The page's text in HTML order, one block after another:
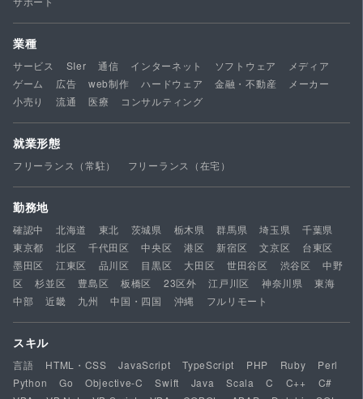
業種
サービス SIer 通信 インターネット ソフトウェア
メディア
ゲーム
広告 web制作 ハードウェア 金融・不動産
メーカー
小売り
流通 医療 コンサルティング
就業形態
フリーランス（常駐） フリーランス（在宅）
勤務地
確認中 北海道 東北 茨城県 栃木県 群馬県 埼玉県
千葉県
東京都
北区 千代田区 中央区 港区 新宿区 文京区
台東区
墨田区
江東区 品川区 目黒区 大田区 世田谷区 渋谷区
中野
区
杉並区 豊島区 板橋区 23区外 江戸川区 神奈川県
東海
中部
近畿 九州 中国・四国 沖縄 フルリモート
スキル
言語 HTML・CSS JavaScript TypeScript PHP Ruby
Perl
Python
Go Objective-C Swift Java Scala C C++
C#